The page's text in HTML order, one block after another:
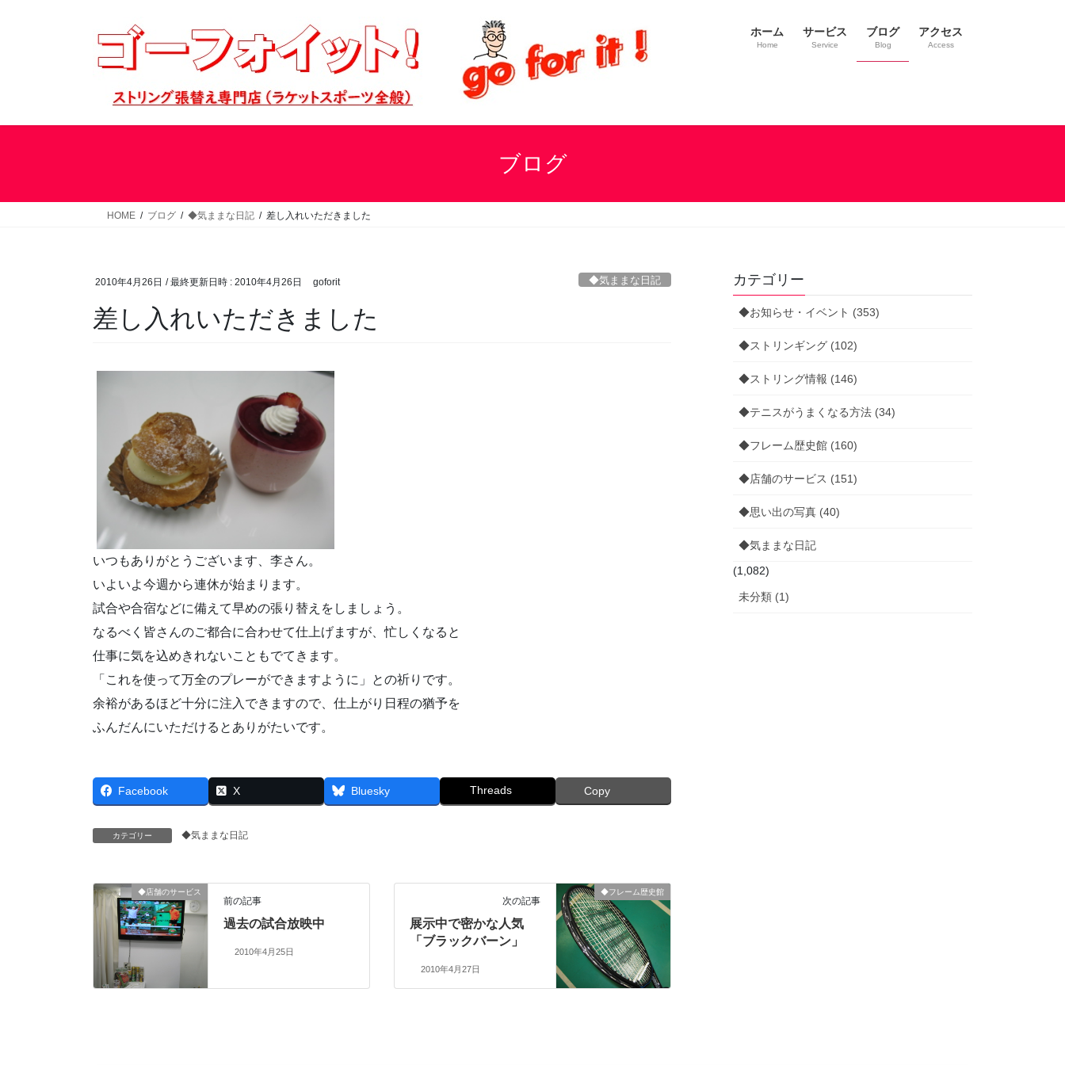
ス
ン
ホーム
Home
サービス
Service
ブログ
Blog
アクセス
Access
ブログ
HOME ブログ ◆気ままな日記 差し入れいただきました
2010年4月26日 / 最終更新日時 : 2010年4月26日 goforit ◆気ままな日記
差し入れいただきました
いつもありがとうございます、李さん。
いよいよ今週から連休が始まります。
試合や合宿などに備えて早めの張り替えをしましょう。
なるべく皆さんのご都合に合わせて仕上げますが、忙しくなると
仕事に気を込めきれないこともでてきます。
「これを使って万全のプレーができますように」との祈りです。
余裕があるほど十分に注入できますので、仕上がり日程の猶予を
ふんだんにいただけるとありがたいです。
Facebook X Bluesky Threads Copy
カテゴリー ◆気ままな日記
◆店舗のサービス
前の記事
過去の試合放映中
2010年4月25日
◆フレーム歴史館
次の記事
展示中で密かな人気
「ブラックバーン」
2010年4月27日
カテゴリー
◆お知らせ・イベント (353)
◆ストリンギング (102)
◆ストリング情報 (146)
◆テニスがうまくなる方法 (34)
◆フレーム歴史館 (160)
◆店舗のサービス (151)
◆思い出の写真 (40)
◆気ままな日記
(1,082)
未分類 (1)